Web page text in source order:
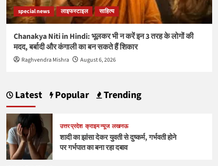
special news लाइफस्टाइल साहित्य
Chanakya Niti in Hindi: भूलकर भी न करें इन 3 तरह के लोगों की
मदद, बर्बादी और कंगाली का बन सकते हैं शिकार
Raghvendra Mishra August 6, 2026
Latest Popular Trending
उत्तर प्रदेश क्राइम न्यूज लखनऊ
शादी का झांसा देकर युवती से दुष्कर्म, गर्भवती होने
पर गर्भपात का बना रहा दबाव